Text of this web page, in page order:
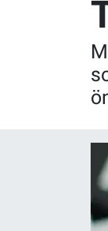
3.SAYFA
Trafik
Süper
Tüm
Haber